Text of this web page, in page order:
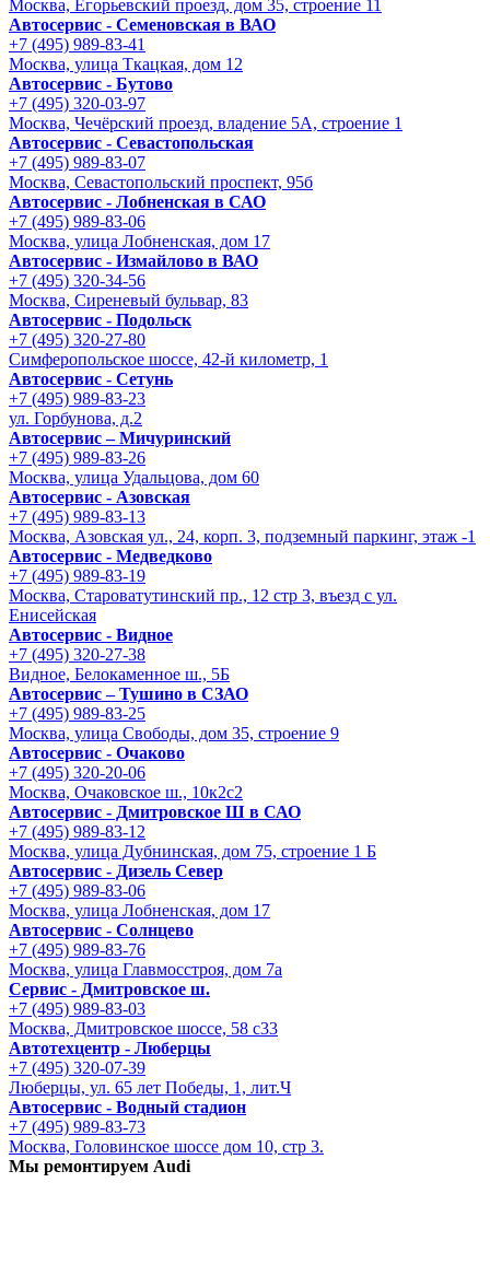
Москва, Егорьевский проезд, дом 35, строение 11
Автосервис - Семеновская в ВАО
+7 (495) 989-83-41
Москва, улица Ткацкая, дом 12
Автосервис - Бутово
+7 (495) 320-03-97
Москва, Чечёрский проезд, владение 5А, строение 1
Автосервис - Cевастопольская
+7 (495) 989-83-07
Москва, Севастопольский проспект, 95б
Автосервис - Лобненская в САО
+7 (495) 989-83-06
Москва, улица Лобненская, дом 17
Автосервис - Измайлово в ВАО
+7 (495) 320-34-56
Москва, Сиреневый бульвар, 83
Автосервис - Подольск
+7 (495) 320-27-80
Симферопольское шоссе, 42-й километр, 1
Автосервис - Сетунь
+7 (495) 989-83-23
ул. Горбунова, д.2
Автосервис – Мичуринский
+7 (495) 989-83-26
Москва, улица Удальцова, дом 60
Автосервис - Азовская
+7 (495) 989-83-13
Москва, Азовская ул., 24, корп. 3, подземный паркинг, этаж -1
Автосервис - Медведково
+7 (495) 989-83-19
Москва, Староватутинский пр., 12 стр 3, въезд с ул.
Енисейская
Автосервис - Видное
+7 (495) 320-27-38
Видное, Белокаменное ш., 5Б
Автосервис – Тушино в СЗАО
+7 (495) 989-83-25
Москва, улица Свободы, дом 35, строение 9
Автосервис - Очаково
+7 (495) 320-20-06
Москва, Очаковское ш., 10к2с2
Автосервис - Дмитровское Ш в САО
+7 (495) 989-83-12
Москва, улица Дубнинская, дом 75, строение 1 Б
Автосервис - Дизель Север
+7 (495) 989-83-06
Москва, улица Лобненская, дом 17
Автосервис - Солнцево
+7 (495) 989-83-76
Москва, улица Главмосстроя, дом 7а
Сервис - Дмитровское ш.
+7 (495) 989-83-03
Москва, Дмитровское шоссе, 58 с33
Автотехцентр - Люберцы
+7 (495) 320-07-39
Люберцы, ул. 65 лет Победы, 1, лит.Ч
Автосервис - Водный стадион
+7 (495) 989-83-73
Москва, Головинское шоссе дом 10, стр 3.
Мы ремонтируем Audi